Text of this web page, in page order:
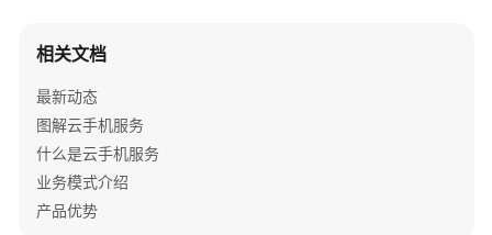
端
SDK
概
述
端
相关文档
最新动态
图解云手机服务
什么是云手机服务
业务模式介绍
产品优势